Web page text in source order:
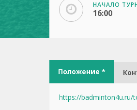
НАЧАЛО
16:00
Положение *
https://badminton4u.ru/